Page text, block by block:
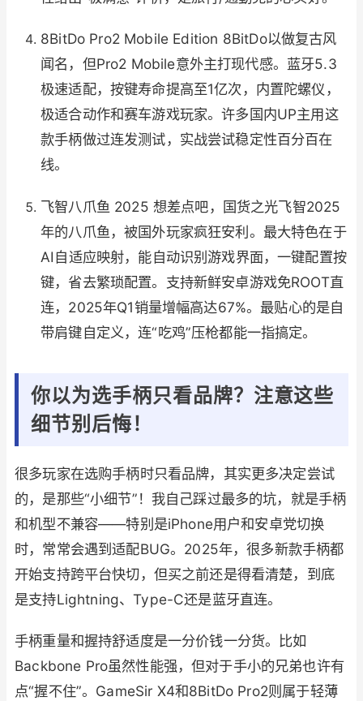
8BitDo Pro2 Mobile Edition 8BitDo以做复古风
闻名，但Pro2 Mobile意外主打现代感。蓝牙5.3
极速适配，按键寿命提高至1亿次，内置陀螺仪，
极适合动作和赛车游戏玩家。许多国内UP主用这
款手柄做过连发测试，实战尝试稳定性百分百在
线。
飞智八爪鱼 2025 想差点吧，国货之光飞智2025
年的八爪鱼，被国外玩家疯狂安利。最大特色在于
AI自适应映射，能自动识别游戏界面，一键配置按
键，省去繁琐配置。支持新鲜安卓游戏免ROOT直
连，2025年Q1销量增幅高达67%。最贴心的是自
带肩键自定义，连“吃鸡”压枪都能一指搞定。
你以为选手柄只看品牌？注意这些
细节别后悔！
很多玩家在选购手柄时只看品牌，其实更多决定尝试
的，是那些“小细节”！我自己踩过最多的坑，就是手柄
和机型不兼容——特别是iPhone用户和安卓党切换
时，常常会遇到适配BUG。2025年，很多新款手柄都
开始支持跨平台快切，但买之前还是得看清楚，到底
是支持Lightning、Type-C还是蓝牙直连。
手柄重量和握持舒适度是一分价钱一分货。比如
Backbone Pro虽然性能强，但对于手小的兄弟也许有
点“握不住”。GameSir X4和8BitDo Pro2则属于轻薄